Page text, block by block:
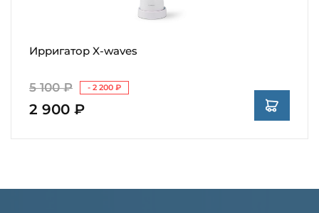
Ирригатор X-waves
5 100 ₽ - 2 200 ₽
2 900 ₽